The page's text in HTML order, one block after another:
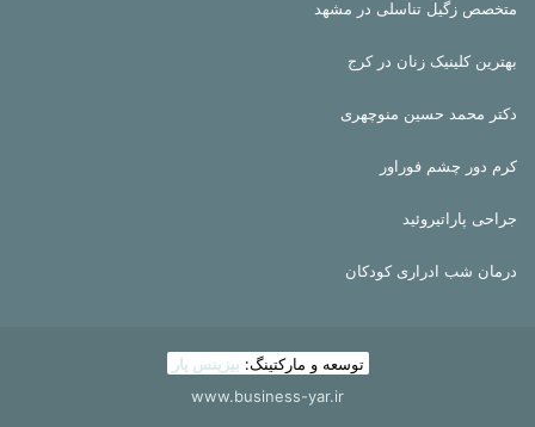
متخصص زگیل تناسلی در مشهد
بهترین کلینیک زنان در کرج
دکتر محمد حسین منوچهری
کرم دور چشم فوراور
جراحی پاراتیروئید
درمان شب ادراری کودکان
توسعه و مارکتینگ: بیزینس یار
www.business-yar.ir